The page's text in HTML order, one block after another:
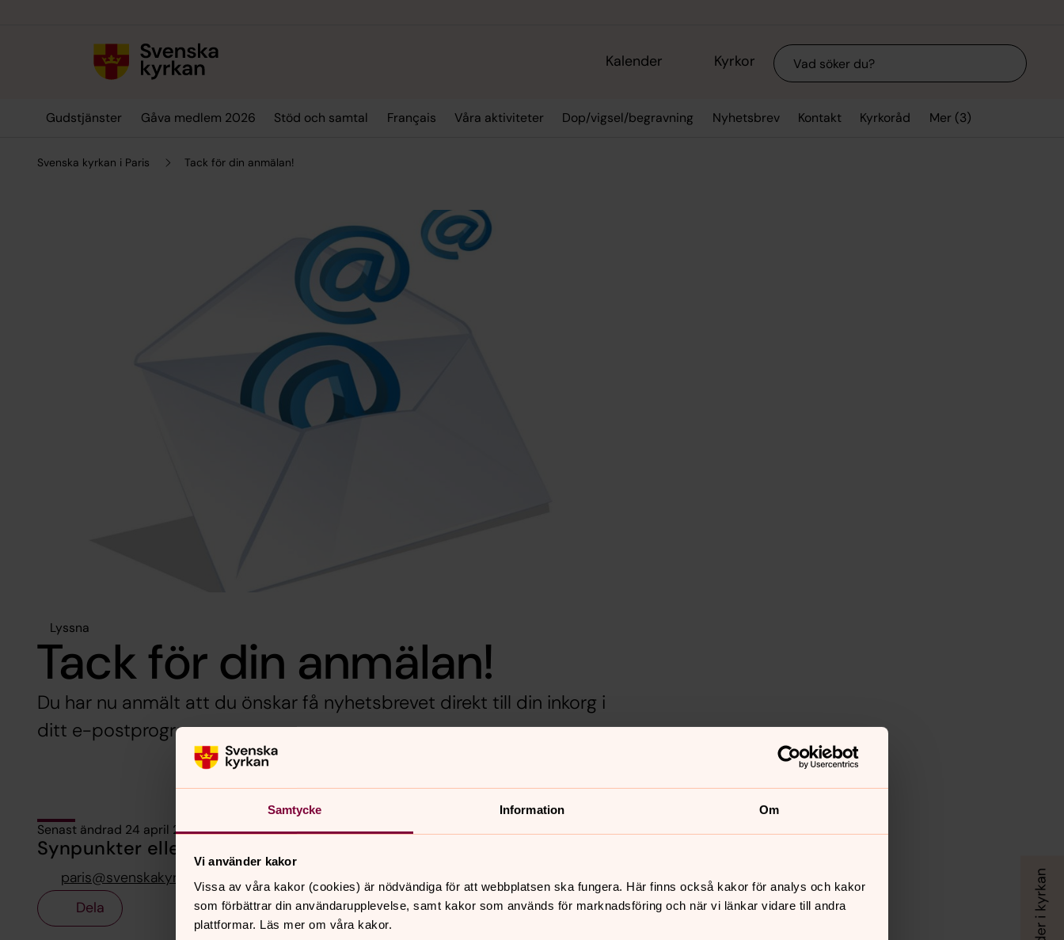
Samtycke Information Om
Vi använder kakor
Vissa av våra kakor (cookies) är nödvändiga för att webbplatsen ska fungera. Här finns också kakor för analys och kakor
som förbättrar din användarupplevelse, samt kakor som används för marknadsföring och när vi länkar vidare till andra
plattformar. Läs mer om våra kakor.
Kalender Kyrkor Sök
Gudstjänster Gåva medlem 2026 Stöd och samtal Français Våra aktiviteter Dop/vigsel/begravning Nyhetsbrev Kontakt Kyrkoråd Mer (3)
Svenska kyrkan i Paris Tack för din anmälan!
Lyssna
Tack för din anmälan!
Du har nu anmält att du önskar få nyhetsbrevet direkt till din inkorg i
ditt e-postprogram.
Senast ändrad 24 april 2016
Synpunkter eller frågor på sidans innehåll?
paris@svenskakyrkan.se
Dela